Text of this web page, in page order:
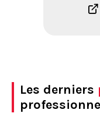
Les derniers